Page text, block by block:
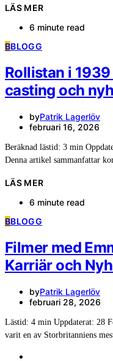
LÄS MER
6 minute read
BBLOGG
Rollistan i
casting och
byPatrik Lagerlöv
februari 16, 2026
Beräknad lästid: 3 min
Denna artikel sammanfattar
LÄS MER
6 minute read
BBLOGG
Filmer med
Karriär och
byPatrik Lagerlöv
februari 28, 2026
Lästid: 4 min Uppdaterat: 28
varit en av Storbritanniens